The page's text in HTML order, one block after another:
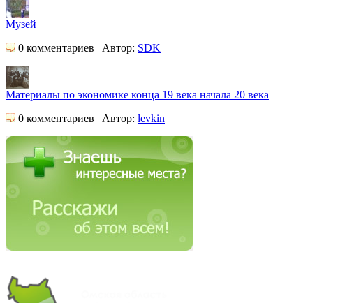
Музей
0 комментариев | Автор: SDK
Материалы по экономике конца 19 века начала 20 века
0 комментариев | Автор: levkin